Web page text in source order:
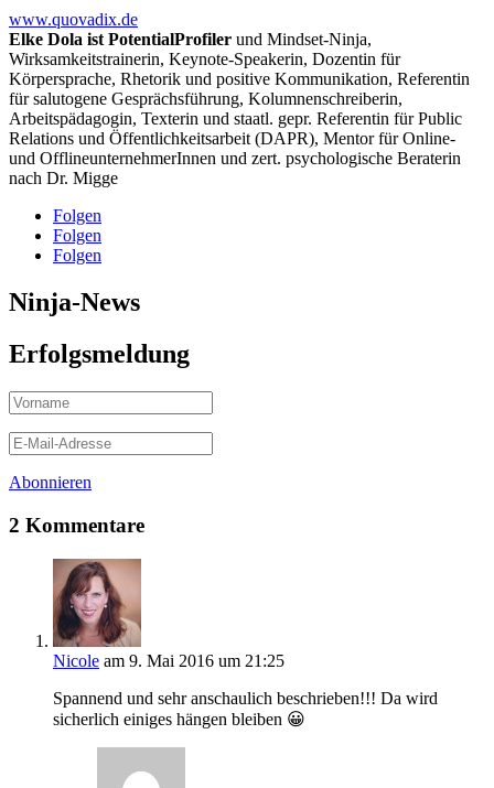
www.quovadix.de
Elke Dola ist PotentialProfiler und Mindset-Ninja,
Wirksamkeitstrainerin, Keynote-Speakerin, Dozentin für
Körpersprache, Rhetorik und positive Kommunikation, Referentin
für salutogene Gesprächsführung, Kolumnenschreiberin,
Arbeitspädagogin, Texterin und staatl. gepr. Referentin für Public
Relations und Öffentlichkeitsarbeit (DAPR), Mentor für Online-
und OfflineunternehmerInnen und zert. psychologische Beraterin
nach Dr. Migge
Folgen
Folgen
Folgen
Ninja-News
Erfolgsmeldung
Abonnieren
2 Kommentare
Nicole am 9. Mai 2016 um 21:25
Spannend und sehr anschaulich beschrieben!!! Da wird
sicherlich einiges hängen bleiben 😀